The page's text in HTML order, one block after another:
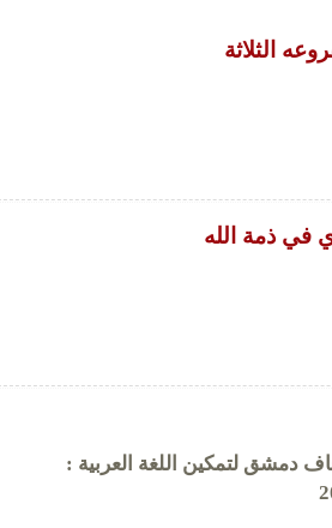
الثلاثة
في ذمة الله
دمشق لتمكين اللغة العربية :